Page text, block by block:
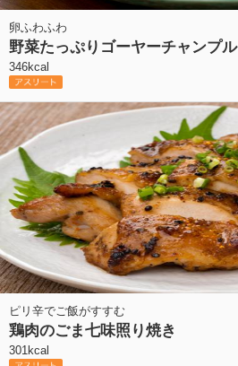
卵ふわふわ
野菜たっぷりゴーヤーチャンプル
346kcal
ピリ辛でご飯がすすむ
鶏肉のごま七味照り焼き
301kcal